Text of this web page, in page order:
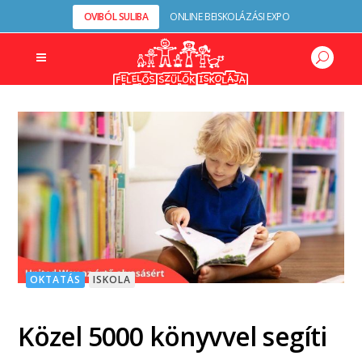
OVIBÓL SULIBA ONLINE BEISKOLÁZÁSI EXPO
OKTATÁS ISKOLA
Közel 5000 könyvvel segíti